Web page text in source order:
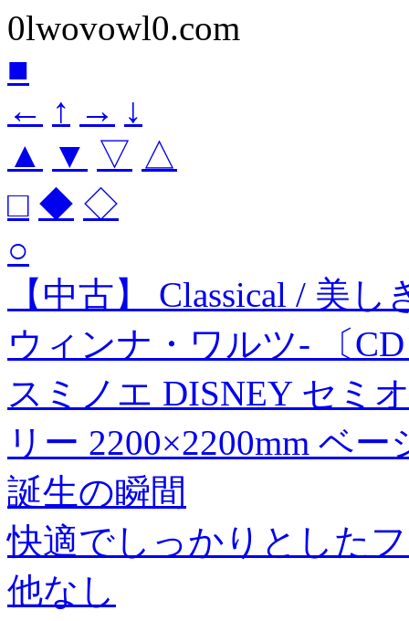
0lwovowl0.com
■
← ↑ → ↓
▲
▼ ▽ △
□ ◆ ◇
○
【中古】 Classical / 美
ウィンナ・ワルツ- 〔
スミノエ DISNEY セミ
リー 2200×2200mm ベ
誕生の瞬間
快適でしっかりとした
他なし